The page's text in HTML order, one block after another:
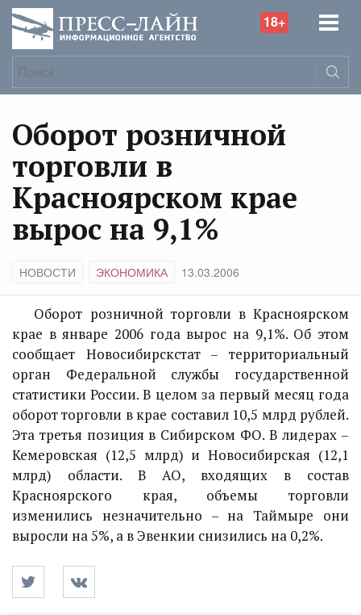
18+
Оборот розничной
торговли в
Красноярском крае
вырос на 9,1%
НОВОСТИ ЭКОНОМИКА 13.03.2006
Оборот розничной торговли в Красноярском
крае в январе 2006 года вырос на 9,1%. Об этом
сообщает Новосибирскстат – территориальный
орган Федеральной службы государственной
статистики России. В целом за первый месяц года
оборот торговли в крае составил 10,5 млрд рублей.
Эта третья позиция в Сибирском ФО. В лидерах –
Кемеровская (12,5 млрд) и Новосибирская (12,1
млрд) области. В АО, входящих в состав
Красноярского края, объемы торговли
изменились незначительно – на Таймыре они
выросли на 5%, а в Эвенкии снизились на 0,2%.